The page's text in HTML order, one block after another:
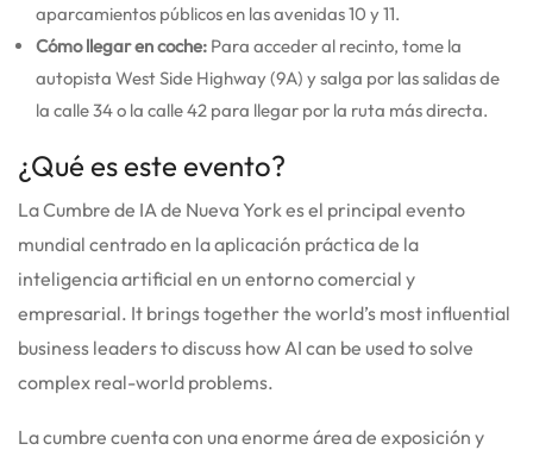
aparcamientos públicos en las avenidas 10 y 11.
Cómo llegar en coche: Para acceder al recinto, tome la
autopista West Side Highway (9A) y salga por las salidas de
la calle 34 o la calle 42 para llegar por la ruta más directa.
¿Qué es este evento?
La Cumbre de IA de Nueva York es el principal evento
mundial centrado en la aplicación práctica de la
inteligencia artificial en un entorno comercial y
empresarial. It brings together the world’s most influential
business leaders to discuss how AI can be used to solve
complex real-world problems.
La cumbre cuenta con una enorme área de exposición y